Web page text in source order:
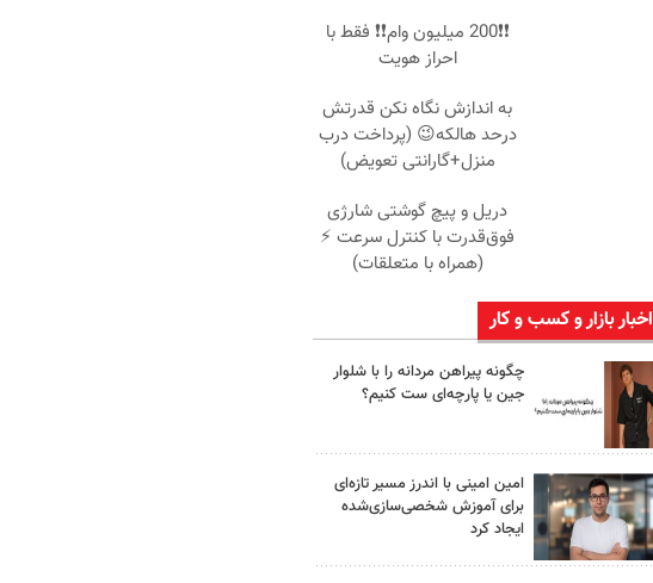
❗❗200 میلیون وام❗❗ فقط با
احراز هویت
به اندازش نگاه نکن قدرتش
درحد هالکه😉 (پرداخت درب
منزل+گارانتی تعویض)
دریل و پیچ گوشتی شارژی
فوق‌قدرت با کنترل سرعت ⚡
(همراه با متعلقات)
اخبار بازار و کسب و کار
چگونه پیراهن مردانه را با شلوار
جین یا پارچه‌ای ست کنیم؟
امین امینی با اندرز مسیر تازه‌ای
برای آموزش شخصی‌سازی‌شده
ایجاد کرد